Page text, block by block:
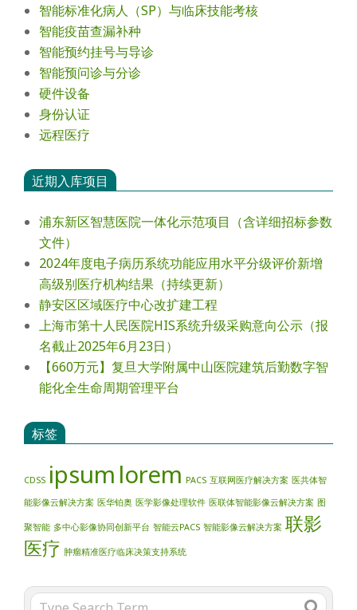
智能标准化病人（SP）与临床技能考核
智能疫苗查漏补种
智能预约挂号与导诊
智能预问诊与分诊
硬件设备
身份认证
远程医疗
近期入库项目
浦东新区智慧医院一体化示范项目（含详细招标参数
文件）
2024年度电⼦病历系统功能应⽤⽔平分级评价新增
⾼级别医疗机构结果（持续更新）
静安区区域医疗中心改扩建工程
上海市第十人民医院HIS系统升级采购意向公示（报
名截止2025年6月23日）
【660万元】复旦大学附属中山医院建筑后勤数字智
能化全生命周期管理平台
标签
CDSS ipsum lorem PACS 互联网医疗解决方案 医共体智
能影像云解决方案 医华铂奥 医学影像处理软件 医联体智能影像云解决方案 图
聚智能 多中心影像协同创新平台 智能云PACS 智能影像云解决方案 联影
医疗 肿瘤精准医疗临床决策支持系统
Search